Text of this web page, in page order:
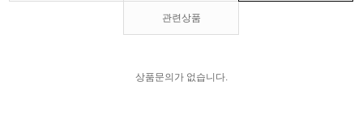
관련상품
상품문의가 없습니다.